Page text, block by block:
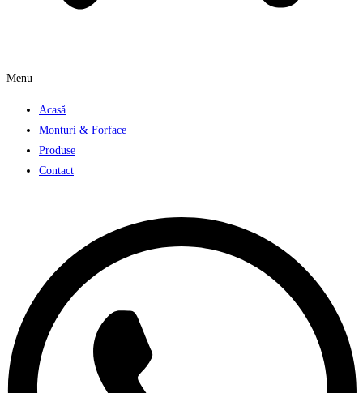
Menu
Acasă
Monturi & Forface
Produse
Contact